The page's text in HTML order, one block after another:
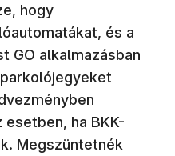
hogy
és a
GO alkalmazásban
ha BKK-
Megszüntetnék